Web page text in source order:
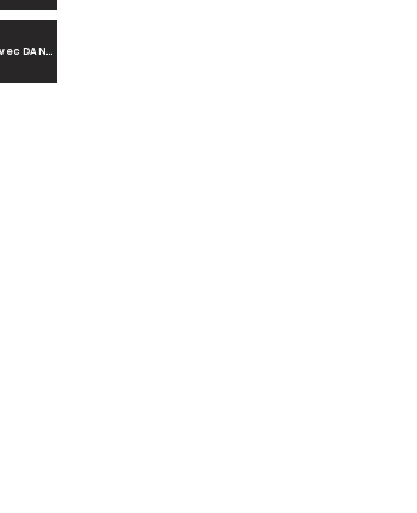
Cliquez ICI pour prendre rendez-vous avec DANKA